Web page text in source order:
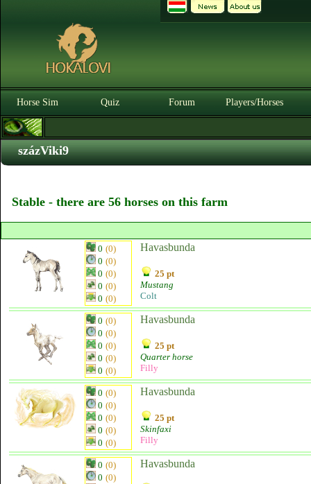
Horse Sim Quiz Forum Players/Horses
százViki9
Stable - there are 56 horses on this farm
0 (0)
0 (0)
0 (0)
0 (0)
0 (0)
Havasbunda
25 pt
Mustang
Colt
0 (0)
0 (0)
0 (0)
0 (0)
0 (0)
Havasbunda
25 pt
Quarter horse
Filly
0 (0)
0 (0)
0 (0)
0 (0)
0 (0)
Havasbunda
25 pt
Skinfaxi
Filly
0 (0)
0 (0)
Havasbunda